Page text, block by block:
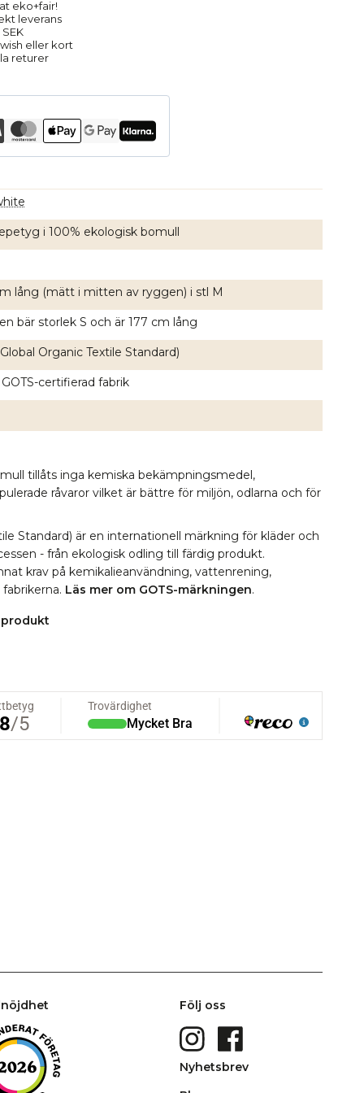
eko+fair!
leverans
eller kort
returer
i 100% ekologisk bomull
lång (mätt i mitten av ryggen) i stl M
bär storlek S och är 177 cm lång
Organic Textile Standard)
certifierad fabrik
tillåts inga kemiska bekämpningsmedel,
råvaror vilket är bättre för miljön, odlarna och för
Standard) är en internationell märkning för kläder och
- från ekologisk odling till färdig produkt.
krav på kemikalieanvändning, vattenrening,
Läs mer om GOTS-märkningen.
Följ oss
Nyhetsbrev